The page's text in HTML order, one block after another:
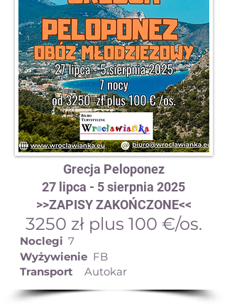
Grecja Peloponez
27 lipca - 5 sierpnia 2025
>>ZAPISY ZAKOŃCZONE<<
3250 zł plus 100 €/os.
Noclegi 7
Wyżywienie FB
Transport
Autokar